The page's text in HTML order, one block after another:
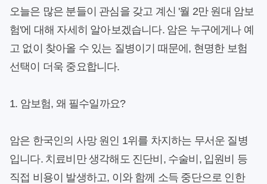
오늘은 많은 분들이 관심을 갖고 계신 '월 2만 원대 암보
험'에 대해 자세히 알아보겠습니다. 암은 누구에게나 예
고 없이 찾아올 수 있는 질병이기 때문에, 현명한 보험
선택이 더욱 중요합니다.
1. 암보험, 왜 필수일까요?
암은 한국인의 사망 원인 1위를 차지하는 무서운 질병
입니다. 치료비만 생각해도 진단비, 수술비, 입원비 등
직접 비용이 발생하고, 이와 함께 소득 중단으로 인한